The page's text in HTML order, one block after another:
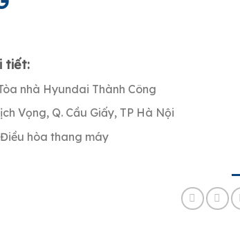
tiết:
nhà Hyundai Thành Công
Vọng, Q. Cầu Giấy, TP Hà Nội
hòa thang máy